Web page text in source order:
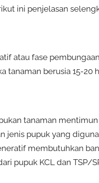
ini penjelasan
atau fase
tanaman berusia 15-20
tanaman
jenis pupuk yang
membutuhkan
pupuk KCL dan TSP/